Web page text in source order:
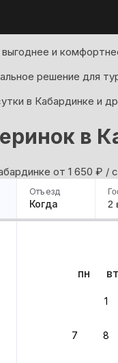
и
решение для
в Кабардинке и
в
oт 1 650 ₽ /
Отъезд
Когда
пн
вт
1
7 8
2